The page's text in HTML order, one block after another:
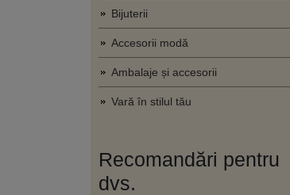
Bijuterii
Accesorii modă
Ambalaje și accesorii
Vară în stilul tău
Recomandări pentru
dvs.